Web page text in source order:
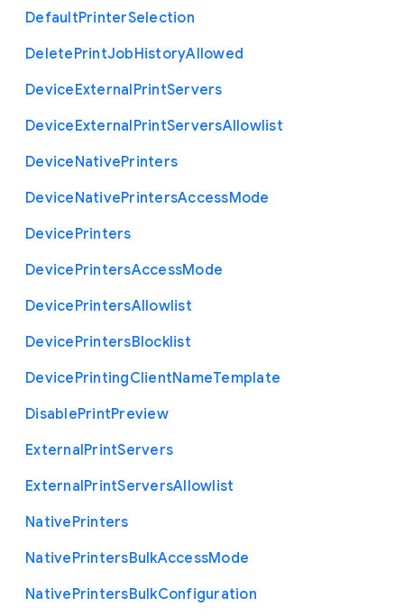
DefaultPrinterSelection
DeletePrintJobHistoryAllowed
DeviceExternalPrintServers
DeviceExternalPrintServersAllowlist
DeviceNativePrinters
DeviceNativePrintersAccessMode
DevicePrinters
DevicePrintersAccessMode
DevicePrintersAllowlist
DevicePrintersBlocklist
DevicePrintingClientNameTemplate
DisablePrintPreview
ExternalPrintServers
ExternalPrintServersAllowlist
NativePrinters
NativePrintersBulkAccessMode
NativePrintersBulkConfiguration